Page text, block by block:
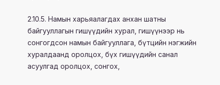
2.10.5. Намын харьяалагдах анхан шатны
байгууллагын гишүүдийн хурал, гишүүнээр нь
сонгогдсон намын байгууллага, бүтцийн нэгжийн
хуралдаанд оролцох, бүх гишүүдийн санал
асуулгад оролцох, сонгох,